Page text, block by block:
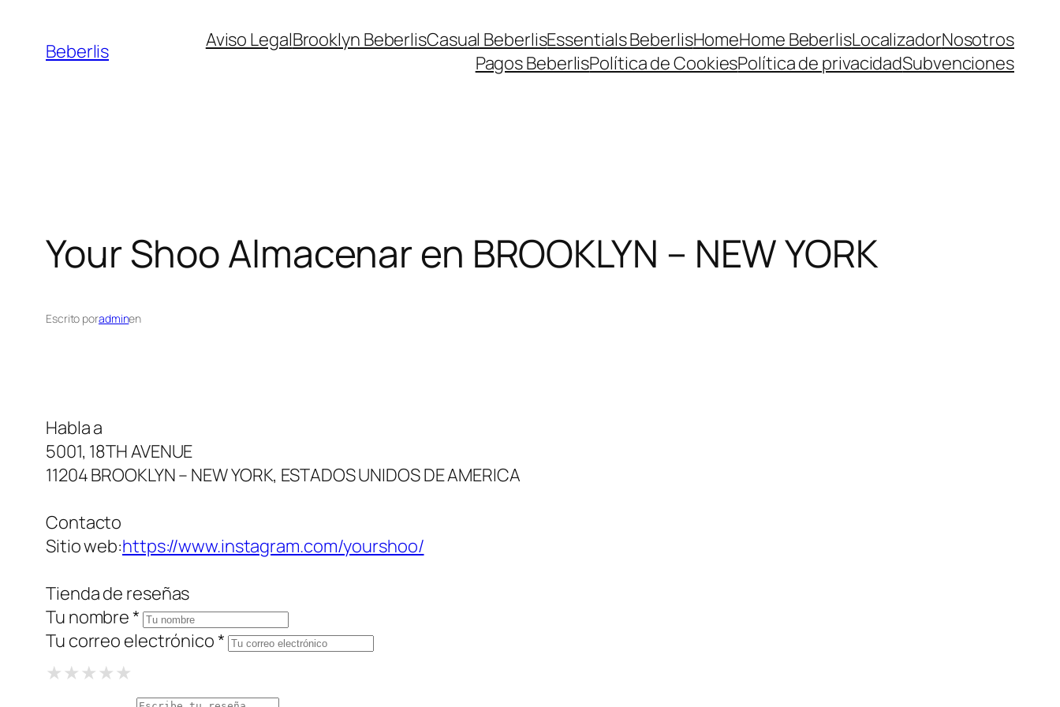
Beberlis Aviso LegalBrooklyn BeberlisCasual BeberlisEssentials BeberlisHomeHome BeberlisLocalizadorNosotros
Pagos BeberlisPolítica de CookiesPolítica de privacidadSubvenciones
Your ShooAlmacenar en BROOKLYN – NEW YORK
Escrito poradminen
Habla a
5001, 18TH AVENUE
11204 BROOKLYN – NEW YORK, ESTADOS UNIDOS DE AMERICA
Contacto
Sitio web:https://www.instagram.com/yourshoo/
Tienda de reseñas
Tu nombre *
Tu correo electrónico *
★1 Star
★★2 Stars
★★★3 Stars
★★★★4 Stars
★★★★★